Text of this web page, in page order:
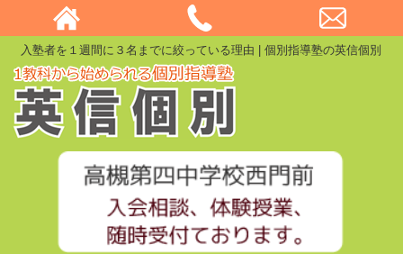
入塾者を１週間に３名までに絞っている理由 | 個別指導塾の英信個別